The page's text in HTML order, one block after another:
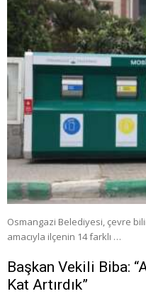
Osmangazi Belediyesi, çevre
amacıyla ilçenin 14 farklı …
Başkan Vekili Biba:
Kat Artırdık”